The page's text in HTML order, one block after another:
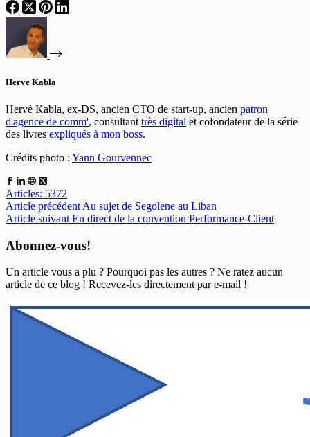
Herve Kabla
Hervé Kabla, ex-DS, ancien CTO de start-up, ancien patron
d'agence de comm', consultant très digital et cofondateur de la série
des livres expliqués à mon boss.
Crédits photo : Yann Gourvennec
Articles: 5372
Article précédent Au sujet de Segolene au Liban
Article suivant En direct de la convention Performance-Client
Abonnez-vous!
Un article vous a plu ? Pourquoi pas les autres ? Ne ratez aucun
article de ce blog ! Recevez-les directement par e-mail !